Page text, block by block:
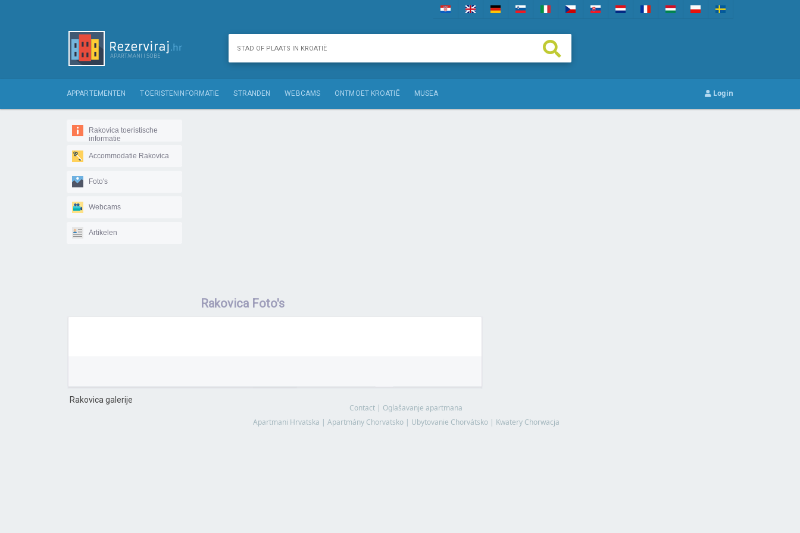
APPARTEMENTEN TOERISTENINFORMATIE STRANDEN WEBCAMS ONTMOET KROATIË MUSEA Login
Rakovica toeristische
informatie
Accommodatie Rakovica
Foto's
Webcams
Artikelen
Rakovica Foto's
Rakovica galerije
Contact | Oglašavanje apartmana
Apartmani Hrvatska | Apartmány Chorvatsko| Ubytovanie Chorvátsko| Kwatery Chorwacja